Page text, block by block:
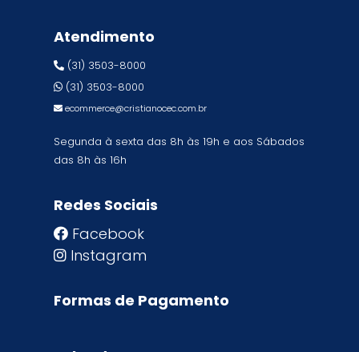
Atendimento
(31) 3503-8000
(31) 3503-8000
ecommerce@cristianocec.com.br
Segunda à sexta das 8h às 19h e aos Sábados
das 8h às 16h
Redes Sociais
Facebook
Instagram
Formas de Pagamento